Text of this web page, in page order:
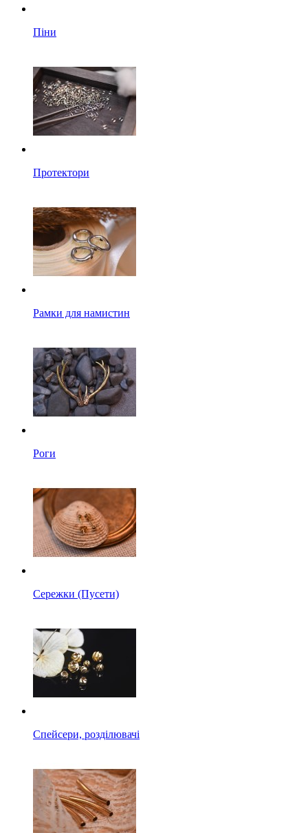
Піни
Протектори
Рамки для намистин
Роги
Сережки (Пусети)
Спейсери, розділювачі